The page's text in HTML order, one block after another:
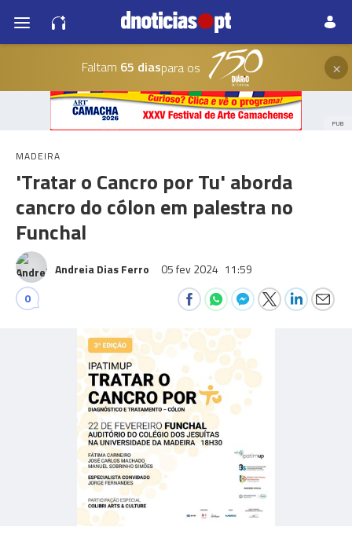
Faltam 65 diaspara os ×
PUB
MADEIRA
'Tratar o Cancro por Tu' aborda
cancro do cólon em palestra no
Funchal
Andreia Dias Ferro 05 fev 2024 11:59
0